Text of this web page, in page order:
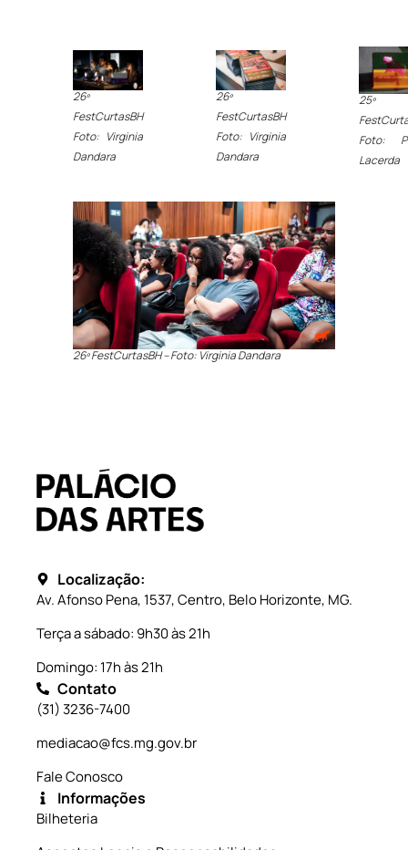
26º
FestCurtasBH
Foto: Virginia
Dandara
26º
FestCurtasBH
Foto: Virginia
Dandara
25º
Foto:
Lacerda
26º FestCurtasBH – Foto: Virginia Dandara
Localização:
Av. Afonso Pena, 1537, Centro, Belo Horizonte, MG.
Terça a sábado: 9h30 às 21h
Domingo: 17h às 21h
Contato
(31) 3236-7400
mediacao@fcs.mg.gov.br
Fale Conosco
Informações
Bilheteria